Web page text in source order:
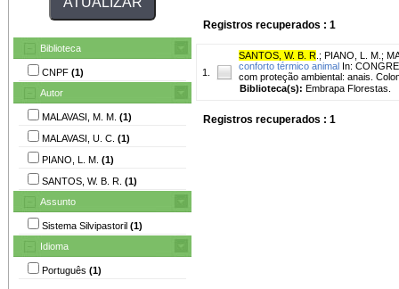
Biblioteca
CNPF (1)
Autor
MALAVASI, M. M. (1)
MALAVASI, U. C. (1)
PIANO, L. M. (1)
SANTOS, W. B. R. (1)
Assunto
Sistema Silvipastoril (1)
Idioma
Português (1)
Registros recuperados : 1
1.
SANTOS, W. B. R ; PIANO, L. M. ;
conforto térmico animal In:
com proteção ambiental: anais.
Biblioteca(s): Embrapa Florestas.
Registros recuperados : 1